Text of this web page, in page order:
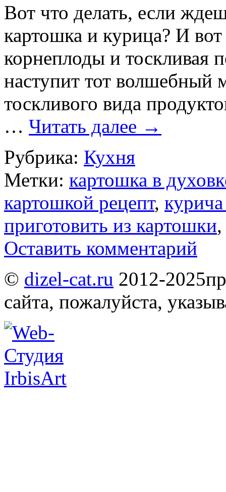
Вот что делать, если
картошка и курица? И
корнеплоды и тоскливая
наступит тот волшебный
тоскливого вида
… Читать далее →
Рубрика: Кухня
Метки: картошка в
картошкой рецепт,
приготовить из картошки
Оставить комментарий
© dizel-cat.ru 2012-2025
сайта, пожалуйста,